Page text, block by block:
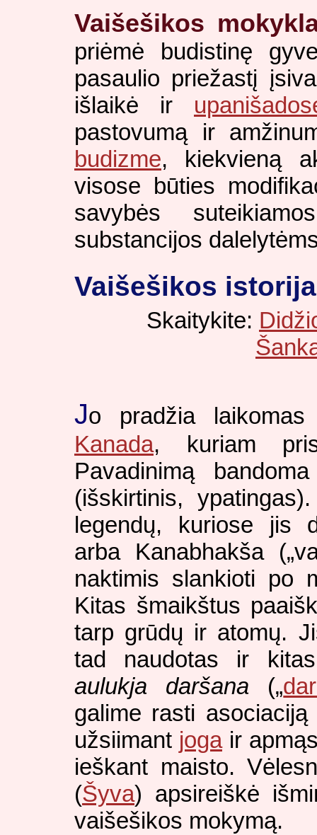
Vaišešikos
priėmė budistinę
pasaulio priežastį
išlaikė ir
pastovumą ir
budizme, kiekvieną
visose būties
savybės
substancijos
Vaišešikos istorija
Skaitykite:
Jo pradžia laikomas
Kanada, kuriam
Pavadinimą
(išskirtinis,
legendų, kuriose jis
arba Kanabhakša
naktimis slankioti po
Kitas šmaikštus
tarp grūdų ir atomų.
tad naudotas ir
aulukja daršana („
galime rasti
užsiimant jogair
ieškant maisto.
(Šyva) apsireiškė
vaišešikos mokymą.